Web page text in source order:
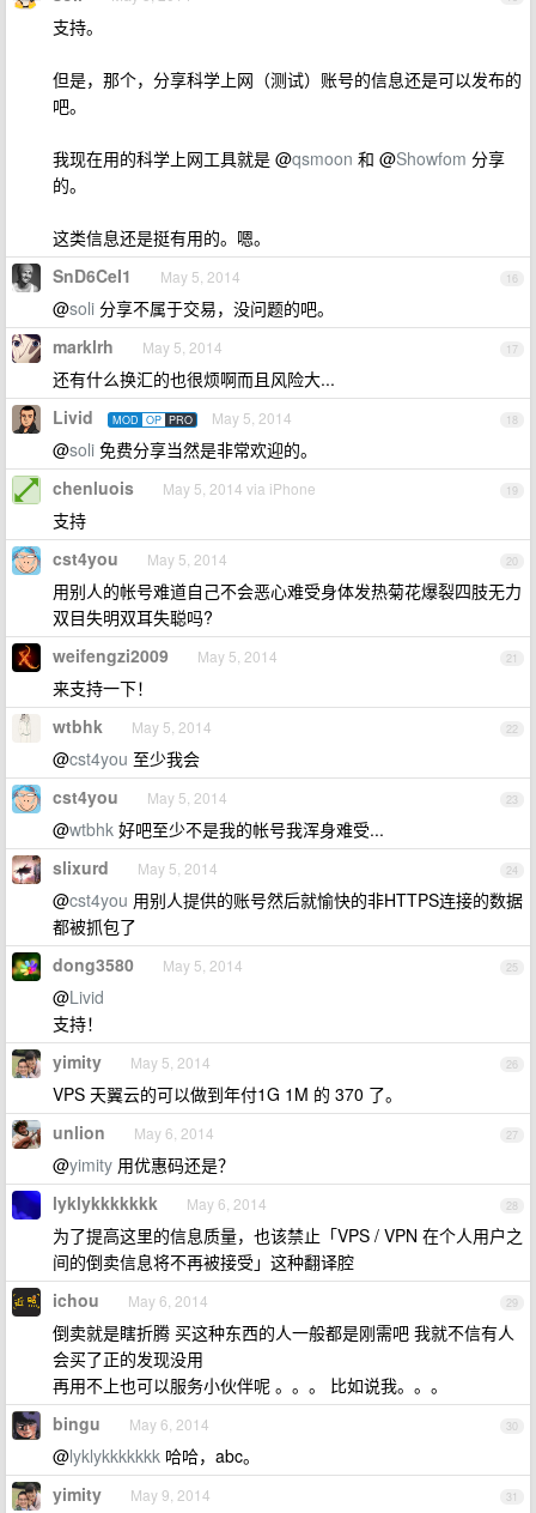
支持。
但是，那个，分享科学上网（测试）账号的信息还是可以发布的
吧。
我现在用的科学上网工具就是 @qsmoon 和 @Showfom 分享
的。
这类信息还是挺有用的。嗯。
16
SnD6CeI1 May 5, 2014
@soli 分享不属于交易，没问题的吧。
17
marklrh May 5, 2014
还有什么换汇的也很烦啊而且风险大...
18
Livid MOD OP PRO May 5, 2014
@soli 免费分享当然是非常欢迎的。
19
chenluois May 5, 2014 via iPhone
支持
20
cst4you May 5, 2014
用别人的帐号难道自己不会恶心难受身体发热菊花爆裂四肢无力
双目失明双耳失聪吗?
21
weifengzi2009 May 5, 2014
来支持一下！
22
wtbhk May 5, 2014
@cst4you 至少我会
23
cst4you May 5, 2014
@wtbhk 好吧至少不是我的帐号我浑身难受...
24
slixurd May 5, 2014
@cst4you 用别人提供的账号然后就愉快的非HTTPS连接的数据
都被抓包了
25
dong3580 May 5, 2014
@Livid
支持！
26
yimity May 5, 2014
VPS 天翼云的可以做到年付1G 1M 的 370 了。
27
unlion May 6, 2014
@yimity 用优惠码还是？
28
lyklykkkkkkk May 6, 2014
为了提高这里的信息质量，也该禁止「VPS / VPN 在个人用户之
间的倒卖信息将不再被接受」这种翻译腔
29
ichou May 6, 2014
倒卖就是瞎折腾 买这种东西的人一般都是刚需吧 我就不信有人
会买了正的发现没用
再用不上也可以服务小伙伴呢 。。。 比如说我。。。
30
bingu May 6, 2014
@lyklykkkkkkk 哈哈，abc。
31
yimity May 9, 2014